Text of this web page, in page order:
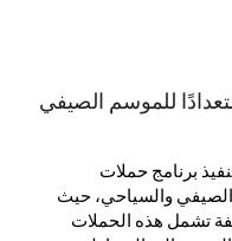
للموسم الصيفي
برنامج حملات
الصيفي والسياحي، حيث
تشمل هذه الحملات